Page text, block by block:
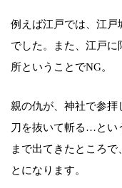
例えば江戸では、江戸
でした。また、江戸
所ということでNG。
親の仇が、神社で参拝
刀を抜いて斬る…とい
まで出てきたところ
とになります。